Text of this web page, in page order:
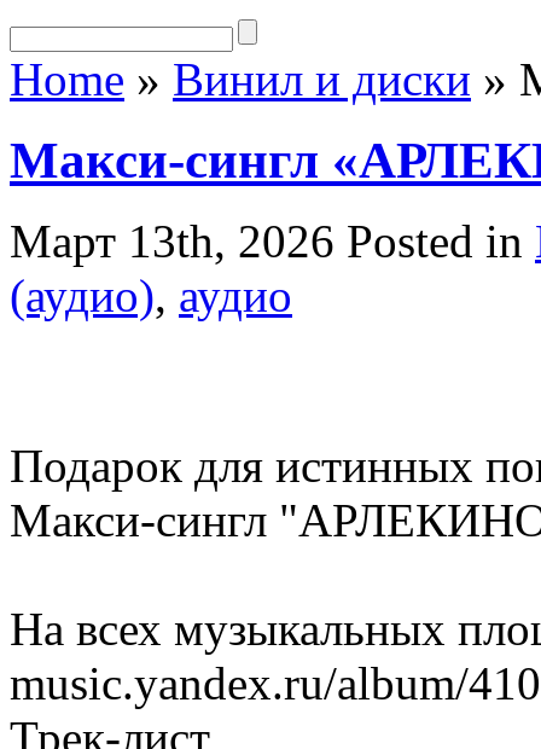
Home » Винил и диски »
Макси-сингл
Март 13th, 2026 Posted in
(аудио), аудио
Подарок для истинных
Макси-сингл
На всех музыкальных
music.yandex.ru/album/
Трек-лист